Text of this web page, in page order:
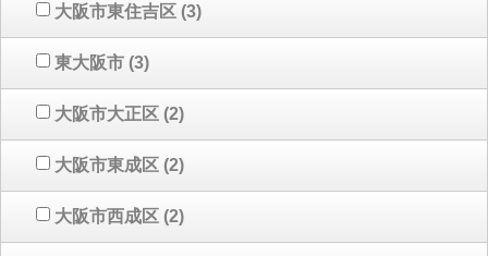
大阪市東住吉区 (3)
東大阪市 (3)
大阪市大正区 (2)
大阪市東成区 (2)
大阪市西成区 (2)